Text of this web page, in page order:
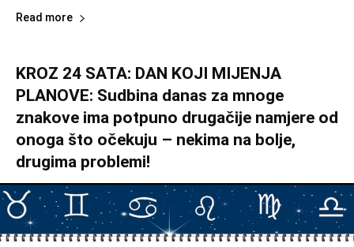
Read more
KROZ 24 SATA: DAN KOJI MIJENJA
PLANOVE: Sudbina danas za mnoge
znakove ima potpuno drugačije namjere od
onoga što očekuju – nekima na bolje,
drugima problemi!